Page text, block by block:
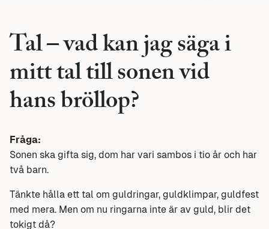
Tal – vad kan jag säga i
mitt tal till sonen vid
hans bröllop?
Fråga:
Sonen ska gifta sig, dom har vari sambos i tio år och har
två barn.
Tänkte hålla ett tal om guldringar, guldklimpar, guldfest
med mera. Men om nu ringarna inte är av guld, blir det
tokigt då?